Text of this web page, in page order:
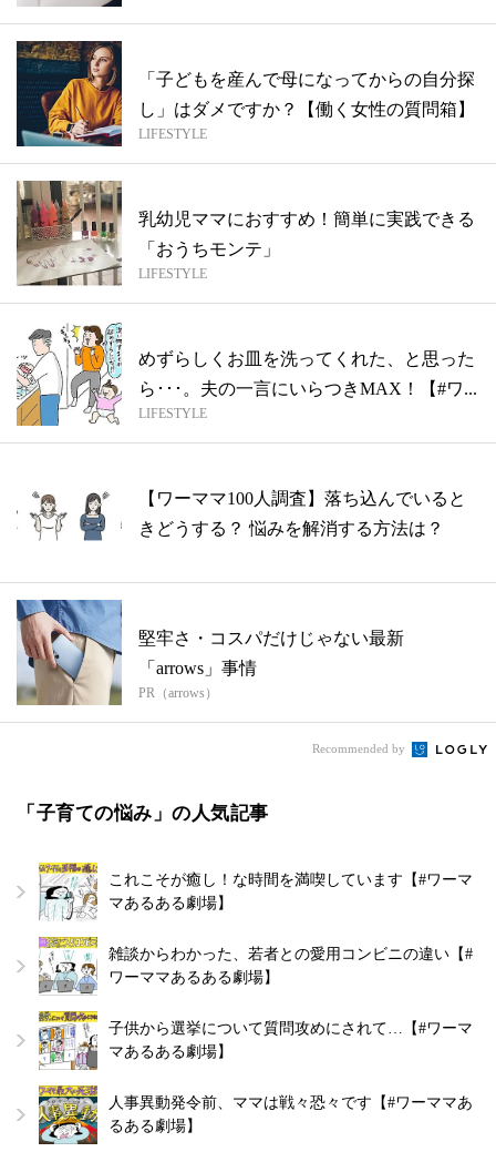
「子どもを産んで母になってからの自分探
し」はダメですか？【働く女性の質問箱】
LIFESTYLE
乳幼児ママにおすすめ！簡単に実践できる
「おうちモンテ」
LIFESTYLE
めずらしくお皿を洗ってくれた、と思った
ら･･･。夫の一言にいらつきMAX！【#ワ...
LIFESTYLE
【ワーママ100人調査】落ち込んでいると
きどうする？ 悩みを解消する方法は？
堅牢さ・コスパだけじゃない最新
「arrows」事情
PR（arrows）
Recommended by
「子育ての悩み」の人気記事
これこそが癒し！な時間を満喫しています【#ワーマ
マあるある劇場】
雑談からわかった、若者との愛用コンビニの違い【#
ワーママあるある劇場】
子供から選挙について質問攻めにされて…【#ワーマ
マあるある劇場】
人事異動発令前、ママは戦々恐々です【#ワーママあ
るある劇場】